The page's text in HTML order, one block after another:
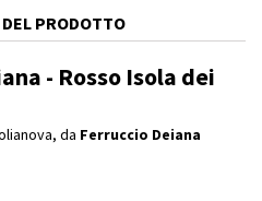
PRODOTTO
- Rosso Isola dei
da Ferruccio Deiana